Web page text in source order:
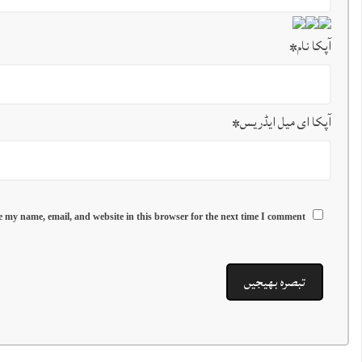
آپکا نام*
آپکا ای میل ایڈریس*
my name, email, and website in this browser for the next time I comment.